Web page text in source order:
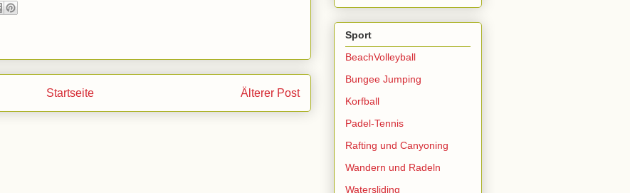
Älterer Post
Startseite
Sport
BeachVolleyball
Bungee Jumping
Korfball
Padel-Tennis
Rafting und Canyoning
Wandern und Radeln
Watersliding